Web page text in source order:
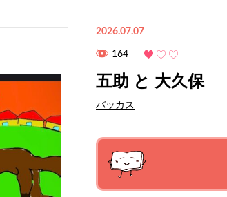
2026.07.07
164
五助 と 大久保
バッカス